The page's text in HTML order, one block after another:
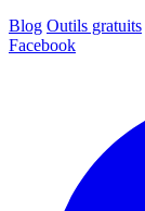
Blog‎ Outils gratuits
Facebook